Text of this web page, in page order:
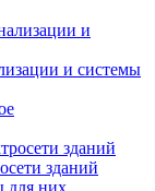
и системы
зданий